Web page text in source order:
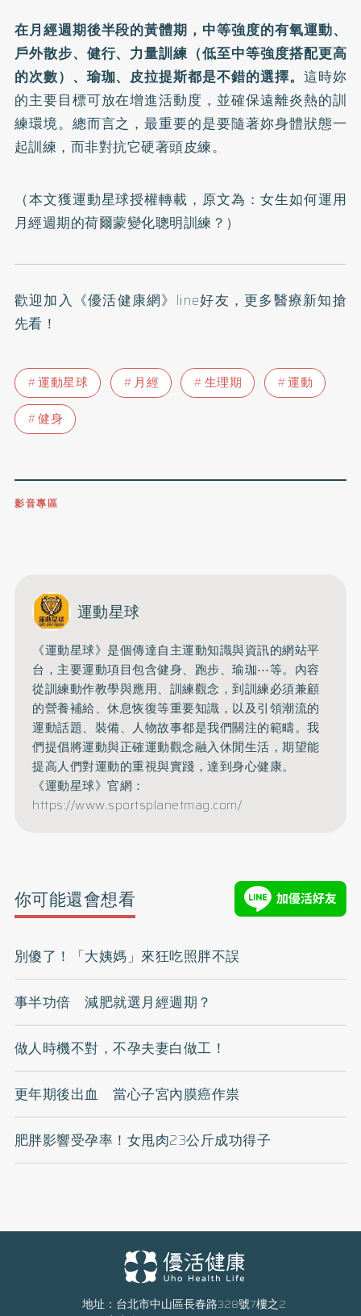
在月經週期後半段的黃體期，中等強度的有氧運動、
戶外散步、健行、力量訓練（低至中等強度搭配更高
的次數）、瑜珈、皮拉提斯都是不錯的選擇。 這時妳
的主要目標可放在增進活動度，並確保遠離炎熱的訓
練環境。總而言之，最重要的是要隨著妳身體狀態一
起訓練，而非對抗它硬著頭皮練。
（本文獲運動星球授權轉載，原文為： 女生如何運用
月經週期的荷爾蒙變化聰明訓練？ ）
歡迎加入 《優活健康網》line好友 ，更多醫療新知搶
先看！
運動星球 月經 生理期
運動
健身
影音專區
運動星球
《運動星球》是個傳達自主運動知識與資訊的網站平
台，主要運動項目包含健身、跑步、瑜珈⋯等。內容
從訓練動作教學與應用、訓練觀念，到訓練必須兼顧
的營養補給、休息恢復等重要知識，以及引領潮流的
運動話題、裝備、人物故事都是我們關注的範疇。我
們提倡將運動與正確運動觀念融入休閒生活，期望能
提高人們對運動的重視與實踐，達到身心健康。
《運動星球》官網：
https://www.sportsplanetmag.com/
你可能還會想看
別傻了！「大姨媽」來狂吃照胖不誤
事半功倍 減肥就選月經週期？
做人時機不對，不孕夫妻白做工！
更年期後出血 當心子宮內膜癌作祟
肥胖影響受孕率！女甩肉23公斤成功得子
地址：台北市中山區長春路328號7樓之2